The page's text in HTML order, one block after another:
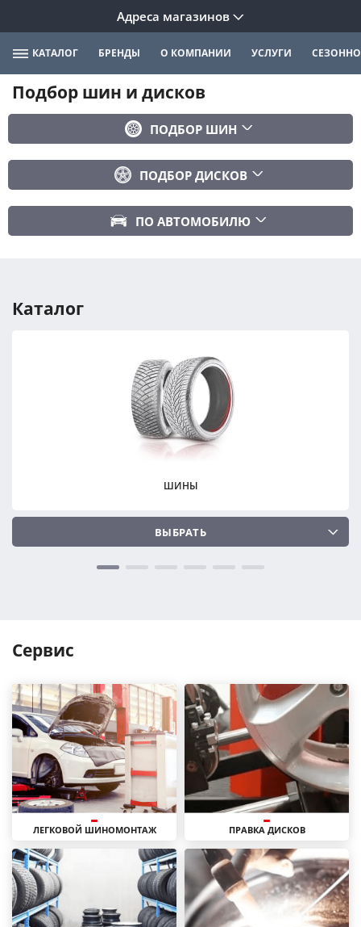
Адреса магазинов
КАТАЛОГ БРЕНДЫ О КОМПАНИИ УСЛУГИ
Подбор шин и дисков
ПОДБОР ШИН
Сбросить
ПОДБОР ДИСКОВ
ПОДОБРАТЬ
Сбросить
ПО АВТОМОБИЛЮ
Год авто
ПОДОБРАТЬ
Сбросить
Каталог
ШИНЫ
ВЫБРАТЬ
Сервис
ЛЕГКОВОЙ ШИНОМОНТАЖ ПРАВКА ДИСКОВ